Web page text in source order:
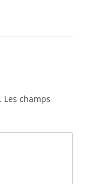
Les champs